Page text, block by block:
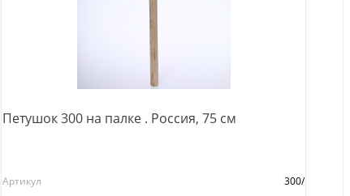
Петушок 300 на палке . Россия, 75 см
Артикул 300/